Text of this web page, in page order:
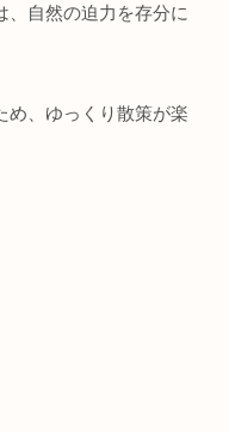
、自然の迫力を存分に
め、ゆっくり散策が楽